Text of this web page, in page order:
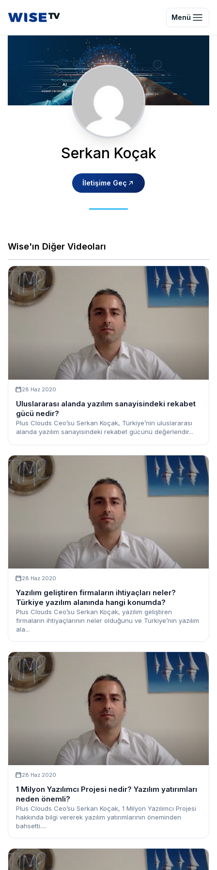
Wise TV Menü
Serkan Koçak
İletişime Geç
Wise'ın Diğer Videoları
28 Haz 2020
Uluslararası alanda yazılım sanayisindeki rekabet
gücü nedir?
Plus Clouds Ceo’su Serkan Koçak, Türkiye’nin uluslararası
alanda yazılım sanayisindeki rekabet gücünü değerlendir...
28 Haz 2020
Yazılım geliştiren firmaların ihtiyaçları neler?
Türkiye yazılım alanında hangi konumda?
Plus Clouds Ceo’su Serkan Koçak, yazılım geliştiren
firmaların ihtiyaçlarının neler olduğunu ve Türkiye’nin yazılım
ala...
28 Haz 2020
1 Milyon Yazılımcı Projesi nedir? Yazılım yatırımları
neden önemli?
Plus Clouds Ceo’su Serkan Koçak, 1 Milyon Yazılımcı Projesi
hakkında bilgi vererek yazılım yatırımlarının öneminden
bahsetti....